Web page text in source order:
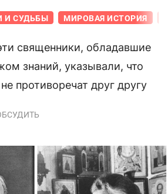
И СУДЬБЫ МИРОВАЯ ИСТОРИЯ
священники, обладавшие
знаний, указывали, что
противоречат друг другу